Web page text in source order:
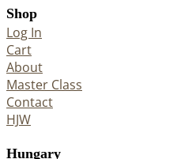
Shop
Log In
Cart
About
Master Class
Contact
HJW
Hungary